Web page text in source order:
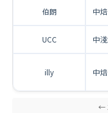
伯朗 中
UCC 中
illy 中